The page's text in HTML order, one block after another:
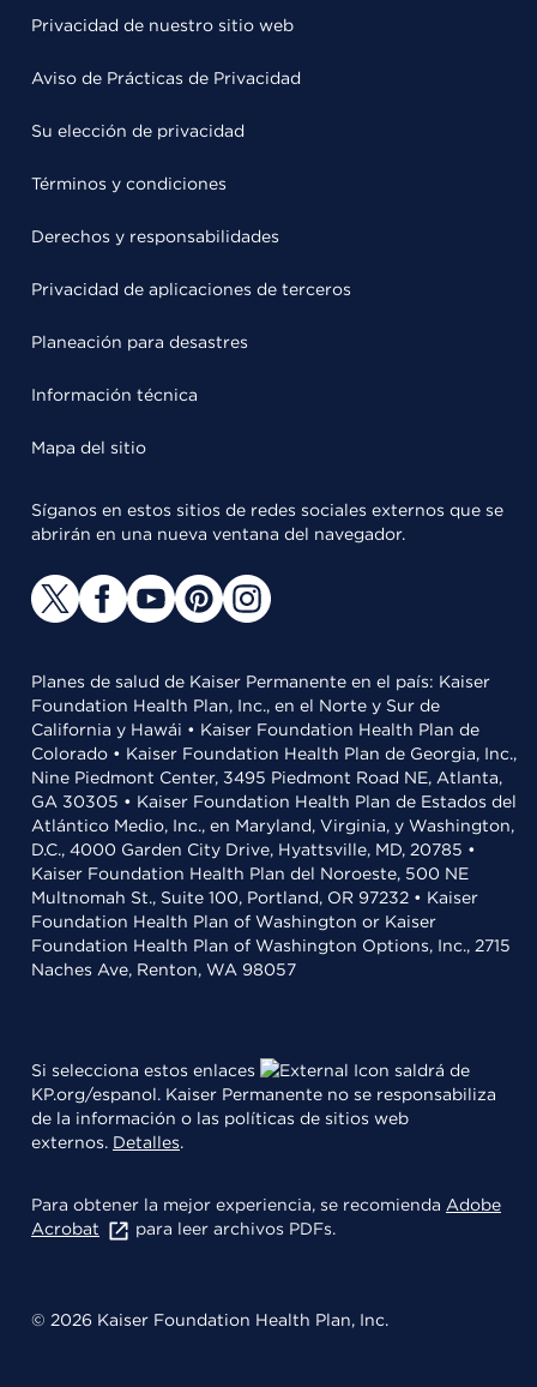
Privacidad de nuestro sitio web
Aviso de Prácticas de Privacidad
Su elección de privacidad
Términos y condiciones
Derechos y responsabilidades
Privacidad de aplicaciones de terceros
Planeación para desastres
Información técnica
Mapa del sitio
Síganos en estos sitios de redes sociales externos que se
abrirán en una nueva ventana del navegador.
Planes de salud de Kaiser Permanente en el país: Kaiser
Foundation Health Plan, Inc., en el Norte y Sur de
California y Hawái • Kaiser Foundation Health Plan de
Colorado • Kaiser Foundation Health Plan de Georgia, Inc.,
Nine Piedmont Center, 3495 Piedmont Road NE, Atlanta,
GA 30305 • Kaiser Foundation Health Plan de Estados del
Atlántico Medio, Inc., en Maryland, Virginia, y Washington,
D.C., 4000 Garden City Drive, Hyattsville, MD, 20785 •
Kaiser Foundation Health Plan del Noroeste, 500 NE
Multnomah St., Suite 100, Portland, OR 97232 • Kaiser
Foundation Health Plan of Washington or Kaiser
Foundation Health Plan of Washington Options, Inc., 2715
Naches Ave, Renton, WA 98057
Si selecciona estos enlaces
saldrá de
KP.org/espanol. Kaiser Permanente no se responsabiliza
de la información o las políticas de sitios web
externos. Detalles.
Para obtener la mejor experiencia, se recomienda Adobe
Acrobat
para leer archivos PDFs.
© 2026 Kaiser Foundation Health Plan, Inc.